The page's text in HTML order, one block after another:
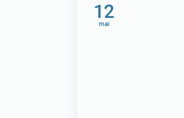
12
mai